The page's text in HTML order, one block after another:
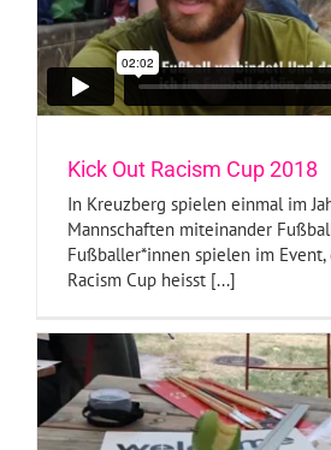
Kick Out Racism Cup 2018
In Kreuzberg spielen einmal im
Mannschaften miteinander
Fußballer*innen spielen im Event,
Racism Cup heisst [...]